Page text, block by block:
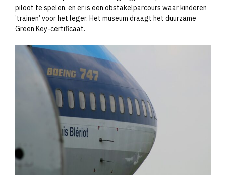
piloot te spelen, en er is een obstakelparcours waar kinderen
’trainen’ voor het leger. Het museum draagt het duurzame
Green Key-certificaat.